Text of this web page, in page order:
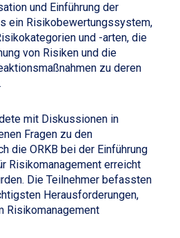
und Einführung der
ein Risikobewertungssystem,
und -arten, die
von Risiken und die
zu deren
mit Diskussionen in
Fragen zu den
die ORKB bei der Einführung
Risikomanagement erreicht
Die Teilnehmer befassten
Herausforderungen,
Risikomanagement